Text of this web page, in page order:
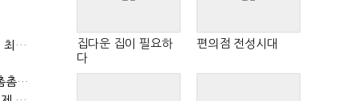
두나무, 경찰청 압수 가상자산 보관 맡는다…커스터디 사업 최종 낙찰
게임산업법 전면 손질 공감대…"낡은 규제 걷고 안전장치 촘촘히 해야"
집다운 집이 필요하
다
편의점 전성시대